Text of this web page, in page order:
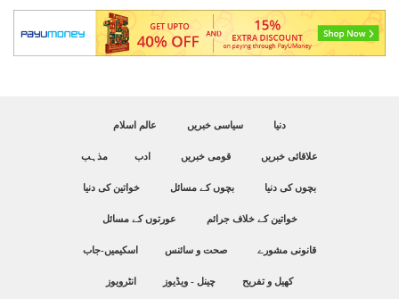
دنیا سیاسی خبریں عالم اسلام
علاقائی خبریں قومی خبریں ادب مذہب
بچوں کی دنیا بچوں کے مسائل خواتین کی دنیا
خواتین کے خلاف جرائم عورتوں کے مسائل
قانونی مشورے صحت و سائنس اسکیمیں-جاب
کھیل و تفریح چینل - ویڈیوز انٹرویوز